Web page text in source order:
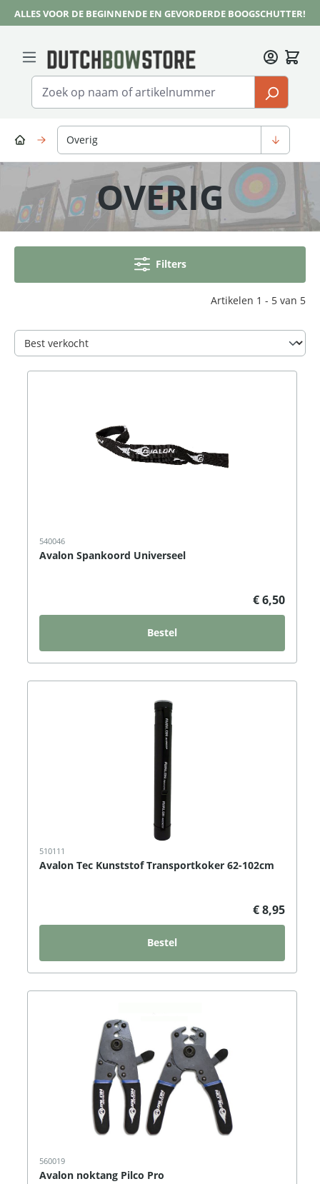
Ga naar de hoofdinhoud
ALLES VOOR DE BEGINNENDE EN GEVORDERDE BOOGSCHUTTER!
Overig
OVERIG
Filters
Artikelen 1 - 5 van 5
540046
Avalon Spankoord Universeel
€ 6,50
Bestel
510111
Avalon Tec Kunststof Transportkoker 62-102cm
€ 8,95
Bestel
560019
Avalon noktang Pilco Pro